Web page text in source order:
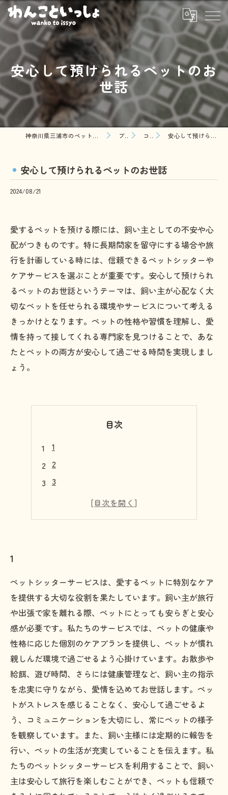
安心して預けられるペットのお
世話
神奈川県三浦市のペットシッターならわんこといっしょ ブログ コラム 安心して預けられるペットのお世話
安心して預けられるペットのお世話
2024/08/21
愛するペットを預ける際には、飼い主としての不安や心
配がつきものです。特に長期間家を留守にする場合や旅
行を計画している時には、信頼できるペットシッターや
ケアサービスを選ぶことが重要です。安心して預けられ
るペットのお世話というテーマは、飼い主が心配なく大
切なペットを任せられる環境やサービスについて考える
きっかけとなります。ペットの性格や習慣を理解し、愛
情を持って接してくれる専門家を見つけることで、あな
たとペットの両方が安心して過ごせる時間を実現しまし
ょう。
目次
1
2
3
1
ペットシッターサービスは、愛するペットに特別なケア
を提供する大切な役割を果たしています。飼い主が旅行
や出張で家を離れる際、ペットにとっても安らぎと安心
感が必要です。私たちのサービスでは、ペットの健康や
性格に応じた個別のケアプランを提供し、ペットが慣れ
親しんだ環境で過ごせるよう心掛けています。お散歩や
給餌、遊び時間、さらには健康管理など、飼い主の指示
を忠実に守りながら、愛情を込めてお世話します。ペッ
トがストレスを感じることなく、安心して過ごせるよ
う、コミュニケーションを大切にし、常にペットの様子
を観察しています。また、飼い主様には定期的に報告を
行い、ペットの生活が充実していることを伝えます。私
たちのペットシッターサービスを利用することで、飼い
主は安心して旅行を楽しむことができ、ペットも信頼で